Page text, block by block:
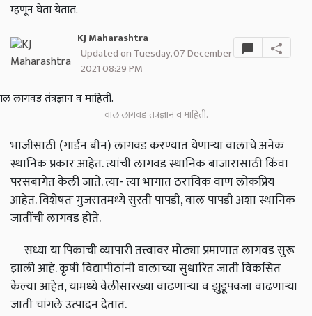
म्हणून घेता येतात.
KJ Maharashtra
Updated on Tuesday, 07 December
2021 08:29 PM
वाल लागवड तंत्रज्ञान व माहिती.
भाजीसाठी (गार्डन बीन) लागवड करण्यात येणाऱ्या वालाचे अनेक
स्थानिक प्रकार आहेत. त्यांची लागवड स्थानिक बाजारासाठी किंवा
परसबागेत केली जाते. त्या- त्या भागात ठराविक वाण लोकप्रिय
आहेत. विशेषतः गुजरातमध्ये सुरती पापडी, वाल पापडी अशा स्थानिक
जातींची लागवड होते.
सध्या या पिकाची व्यापारी तत्त्वावर मोठ्या प्रमाणात लागवड सुरू
झाली आहे. कृषी विद्यापीठांनी वालाच्या सुधारित जाती विकसित
केल्या आहेत, यामध्ये वेलीसारख्या वाढणाऱ्या व झुडूपवजा वाढणाऱ्या
जाती चांगले उत्पादन देतात.